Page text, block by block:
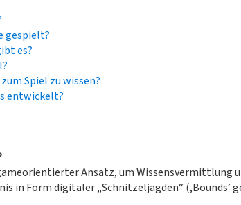
gespielt?
es?
Spiel zu wissen?
entwickelt?
Ansatz, um Wissensvermittlung
in Form digitaler „Schnitzeljagden“ (‚Bounds‘